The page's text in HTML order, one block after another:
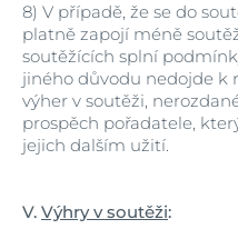
8) V případě, že se do
platně zapojí méně
soutěžících splní
jiného důvodu nedojde k
výher v soutěži,
prospěch pořadatele,
jejich dalším užití.
V. Výhry v soutěži: